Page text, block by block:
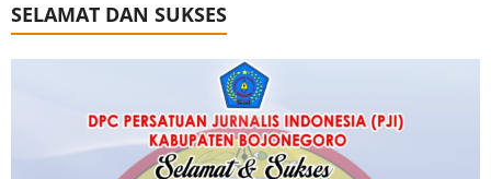
SELAMAT DAN SUKSES